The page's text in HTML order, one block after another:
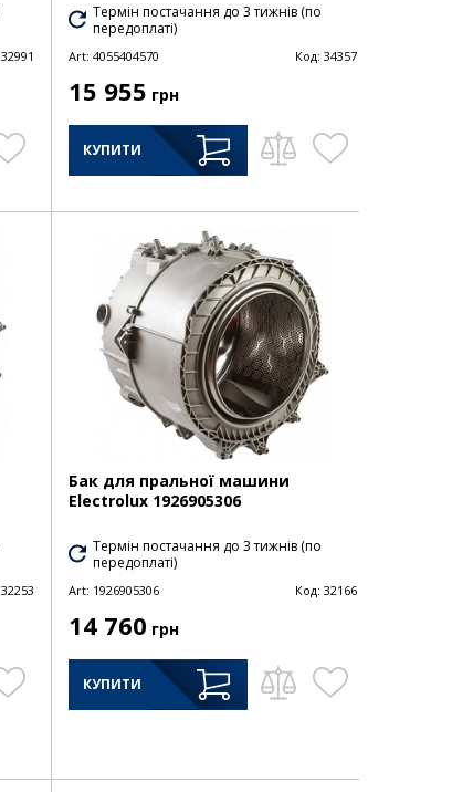
32991
Термін постачання до 3 тижнів (по
передоплаті)
Art: 4055404570 Код: 34357
15 955 грн
КУПИТИ
32253
Бак для пральної машини
Electrolux 1926905306
Термін постачання до 3 тижнів (по
передоплаті)
Art: 1926905306 Код: 32166
14 760 грн
КУПИТИ